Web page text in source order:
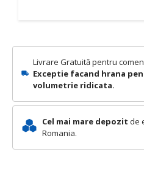
Livrare Gratuită pentru
Exceptie facand hrana
volumetrie ridicata.
Cel mai mare depozit de
Romania.